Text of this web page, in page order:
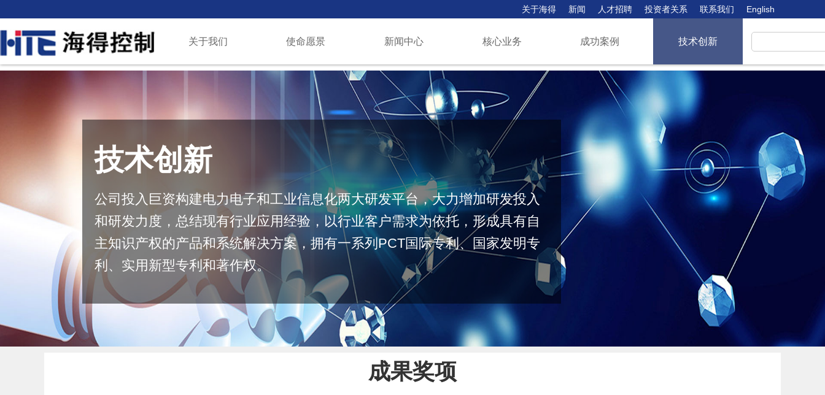
English
联系我们
投资者关系
人才招聘
新闻
关于海得
关于我们 使命愿景 新闻中心 核心业务 成功案例 技术创新
技术创新
公司投入巨资构建电力电子和工业信息化两大研发平台，大力增加研发投入
和研发力度，总结现有行业应用经验，以行业客户需求为依托，形成具有自
主知识产权的产品和系统解决方案，拥有一系列PCT国际专利、国家发明专
利、实用新型专利和著作权。
成果奖项